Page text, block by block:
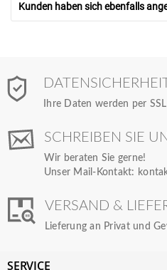
Kunden haben sich ebenfalls
DATENSICHERHEIT
Ihre Daten werden per
SCHREIBEN SIE
Wir beraten Sie gerne!
Unser Mail-Kontakt:
VERSAND &
Lieferung an Privat und
SERVICE